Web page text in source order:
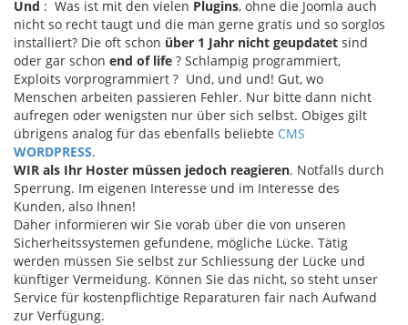
Und : Was ist mit den vielen Plugins, ohne die Joomla auch
nicht so recht taugt und die man gerne gratis und so sorglos
installiert? Die oft schon über 1 Jahr nicht geupdatet sind
oder gar schon end of life ? Schlampig programmiert,
Exploits vorprogrammiert ? Und, und und! Gut, wo
Menschen arbeiten passieren Fehler. Nur bitte dann nicht
aufregen oder wenigsten nur über sich selbst. Obiges gilt
übrigens analog für das ebenfalls beliebte CMS
WORDPRESS.
WIR als Ihr Hoster müssen jedoch reagieren. Notfalls durch
Sperrung. Im eigenen Interesse und im Interesse des
Kunden, also Ihnen!
Daher informieren wir Sie vorab über die von unseren
Sicherheitssystemen gefundene, mögliche Lücke. Tätig
werden müssen Sie selbst zur Schliessung der Lücke und
künftiger Vermeidung. Können Sie das nicht, so steht unser
Service für kostenpflichtige Reparaturen fair nach Aufwand
zur Verfügung.